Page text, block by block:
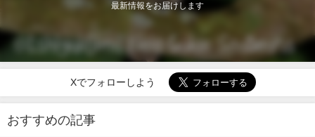
最新情報をお届けします
Xでフォローしよう
おすすめの記事